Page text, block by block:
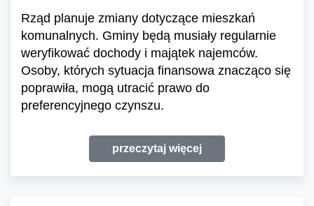
Rząd planuje zmiany dotyczące mieszkań
komunalnych. Gminy będą musiały regularnie
weryfikować dochody i majątek najemców.
Osoby, których sytuacja finansowa znacząco się
poprawiła, mogą utracić prawo do
preferencyjnego czynszu.
przeczytaj więcej